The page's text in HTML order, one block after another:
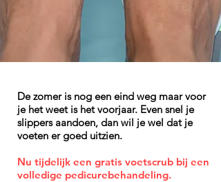
De zomer is nog een eind weg maar voor
je het weet is het voorjaar. Even snel je
slippers aandoen, dan wil je wel dat je
voeten er goed uitzien.
Nu tijdelijk een gratis voetscrub bij een
volledige pedicurebehandeling.